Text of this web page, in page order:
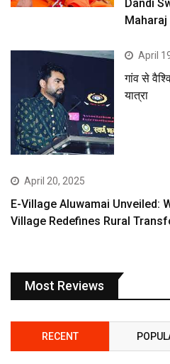
Dandi
Maharaj
April
गांव से
यात्रा
April 20, 2025
E-Village Aluwamai Unveiled:
Village Redefines Rural
Most Reviews
RECENT